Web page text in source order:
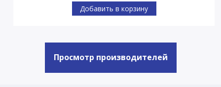
Добавить в корзину
Просмотр производителей